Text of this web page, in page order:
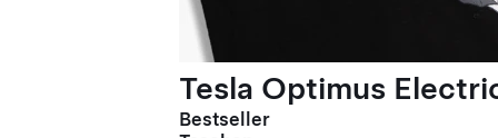
Tesla Optimus
Bestseller